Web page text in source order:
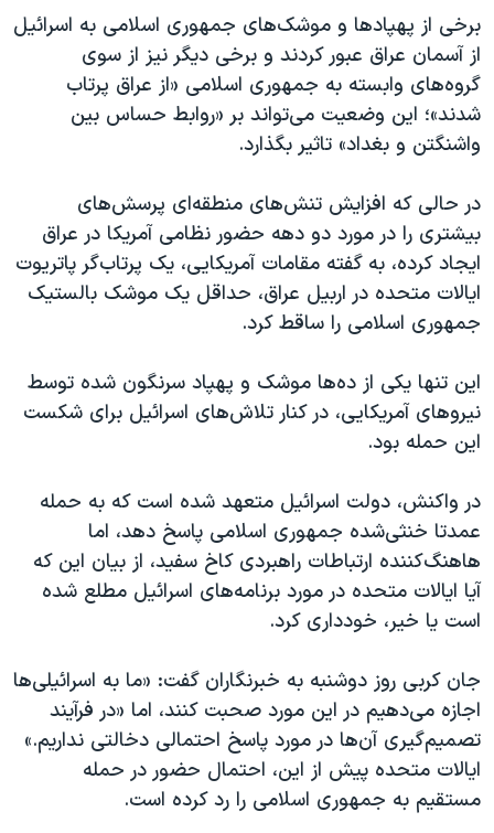
برخی از پهپادها و موشک‌های جمهوری اسلامی به اسرائیل
از آسمان عراق عبور کردند و برخی دیگر نیز از سوی
گروه‌های وابسته به جمهوری اسلامی «از عراق پرتاب
شدند»؛ این وضعیت می‌تواند بر «روابط حساس بین
واشنگتن و بغداد» تاثیر بگذارد.
در حالی که افزایش تنش‌های منطقه‌ای پرسش‌های
بیشتری را در مورد دو دهه حضور نظامی آمریکا در عراق
ایجاد کرده، به گفته مقامات آمریکایی، یک پرتاب‌گر پاتریوت
ایالات متحده در اربیل عراق، حداقل یک موشک بالستیک
جمهوری اسلامی را ساقط کرد.
این تنها یکی از ده‌ها موشک و پهپاد سرنگون شده توسط
نیروهای آمریکایی، در کنار تلاش‌های اسرائیل برای شکست
این حمله بود.
در واکنش، دولت اسرائیل متعهد شده است که به حمله
عمدتا خنثی‌شده جمهوری اسلامی پاسخ دهد، اما
هاهنگ‌کننده ارتباطات راهبردی کاخ سفید، از بیان این که
آیا ایالات متحده در مورد برنامه‌های اسرائیل مطلع شده
است یا خیر، خودداری کرد.
جان کربی روز دوشنبه به خبرنگاران گفت: «ما به اسرائیلی‌ها
اجازه می‌دهیم در این مورد صحبت کنند، اما «در فرآیند
تصمیم‌گیری آن‌ها در مورد پاسخ احتمالی دخالتی نداریم.»
ایالات متحده پیش از این، احتمال حضور در حمله
مستقیم به جمهوری اسلامی را رد کرده است.